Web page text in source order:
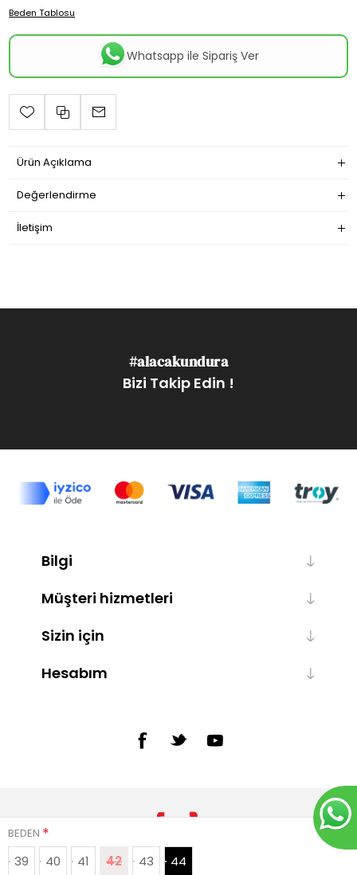
BEDEN *
39 40 41 42 43 44
Beden Tablosu
Whatsapp ile Sipariş Ver
Ürün Açıklama
Değerlendirme
İletişim
#alacakundura
Bizi Takip Edin !
Bilgi
Müşteri hizmetleri
Sizin için
Hesabım